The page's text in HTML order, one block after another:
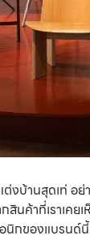
ต่งบ้านสุดเท่
นค้าที่เราเค
กของแบรนด์